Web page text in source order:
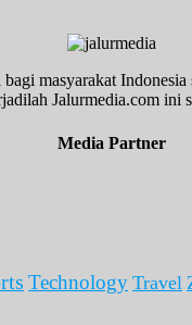
masyarakat
Jalurmedia.com
Media Partner
Technology Travel